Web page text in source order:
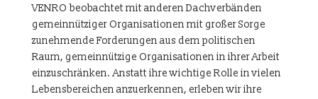
VENRO beobachtet mit anderen Dachverbänden
gemeinnütziger Organisationen mit großer Sorge
zunehmende Forderungen aus dem politischen
Raum, gemeinnützige Organisationen in ihrer Arbeit
einzuschränken. Anstatt ihre wichtige Rolle in vielen
Lebensbereichen anzuerkennen, erleben wir ihre